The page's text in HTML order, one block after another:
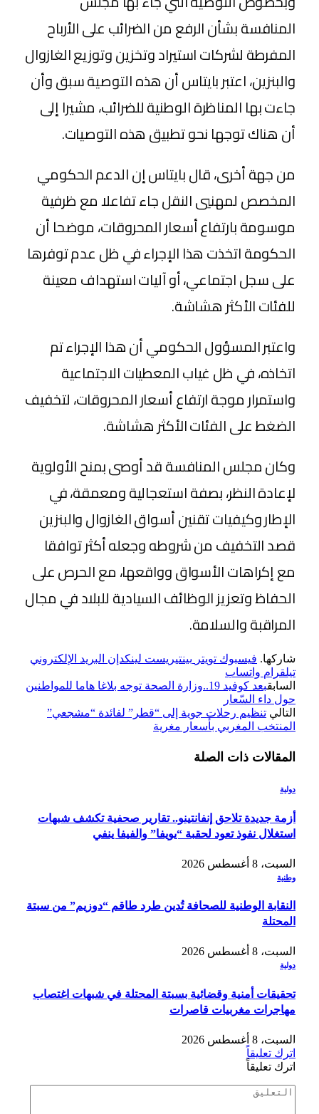
المنافسة بشأن الرفع من الضرائب على الأرباح
المفرطة لشركات استيراد وتخزين وتوزيع الغازوال
والبنزين، اعتبر بايتاس أن هذه التوصية سبق وأن
جاءت بها المناظرة الوطنية للضرائب، مشيرا إلى
أن هناك توجها نحو تطبيق هذه التوصيات.
من جهة أخرى، قال بايتاس إن الدعم الحكومي
المخصص لمهنيي النقل جاء تفاعلا مع ظرفية
موسومة بارتفاع أسعار المحروقات، موضحا أن
الحكومة اتخذت هذا الإجراء في ظل عدم توفرها
على سجل اجتماعي، أو آليات استهداف معينة
للفئات الأكثر هشاشة.
واعتبر المسؤول الحكومي أن هذا الإجراء تم
اتخاذه، في ظل غياب المعطيات الاجتماعية
واستمرار موجة ارتفاع أسعار المحروقات، لتخفيف
الضغط على الفئات الأكثر هشاشة.
وكان مجلس المنافسة قد أوصى بمنح الأولوية
لإعادة النظر، بصفة استعجالية ومعمقة، في
الإطار وكيفيات تقنين أسواق الغازوال والبنزين
قصد التخفيف من شروطه وجعله أكثر توافقا
مع إكراهات الأسواق وواقعها، مع الحرص على
الحفاظ وتعزيز الوظائف السيادية للبلاد في مجال
المراقبة والسلامة.
شاركها. فيسبوك تويتر بينتيريست لينكدإن البريد الإلكتروني
تيلقرام واتساب
السابق
بعد كوفيد 19..وزارة الصحة توجه بلاغا هاما للمواطنين
حول داء السّعار
التالي تنظيم رحلات جوية إلى “قطر” لفائدة “مشجعي”
المنتخب المغربي بأسعار مغرية
المقالات ذات الصلة
دولية
أزمة جديدة تلاحق إنفانتينو.. تقارير صحفية تكشف شبهات
استغلال نفوذ تعود لحقبة “يويفا” والفيفا ينفي
السبت، 8 أغسطس 2026
وطنية
النقابة الوطنية للصحافة تُدين طرد طاقم “دوزيم” من سبتة
المحتلة
السبت، 8 أغسطس 2026
دولية
تحقيقات أمنية وقضائية بسبتة المحتلة في شبهات اغتصاب
مهاجرات مغربيات قاصرات
السبت، 8 أغسطس 2026
اترك تعليقاً
اترك تعليقاً